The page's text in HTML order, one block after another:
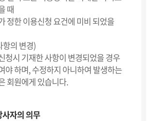
때
정한 이용신청 요건에 미비 되었을
항의 변경)
청시 기재한 사항이 변경되었을 경우
야 하며, 수정하지 아니하여 발생하는
회원에게 있습니다.
자의 의무